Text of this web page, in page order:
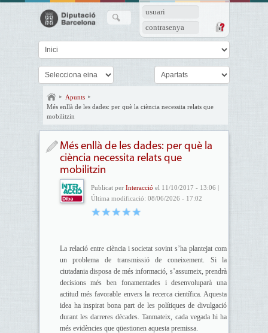
usuari
contrasenya
Apunts
Més enllà de les dades: per què la ciència necessita relats que
mobilitzin
Més enllà de les dades: per què la
ciència necessita relats que
mobilitzin
Publicat per Interacció el 11/10/2017 - 13:06 |
Última modificació: 08/06/2026 - 17:02
La relació entre ciència i societat sovint s’ha plantejat com
un problema de transmissió de coneixement. Si la
ciutadania disposa de més informació, s’assumeix, prendrà
decisions més ben fonamentades i desenvoluparà una
actitud més favorable envers la recerca científica. Aquesta
idea ha inspirat bona part de les polítiques de divulgació
durant les darreres dècades. Tanmateix, cada vegada hi ha
més evidències que qüestionen aquesta premissa.